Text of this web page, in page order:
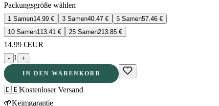
Packungsgröße wählen
1 Samen14.99 € 3 Samen40.47 € 5 Samen57.46 €
10 Samen113.41 € 25 Samen213.85 €
14.99 €EUR
- 1 +
IN DEN WARENKORB
🇩🇪Kostenloser Versand
🌱Keimgarantie